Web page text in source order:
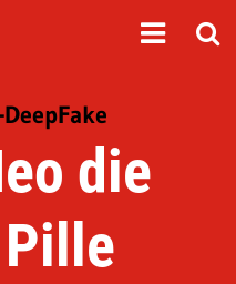
die